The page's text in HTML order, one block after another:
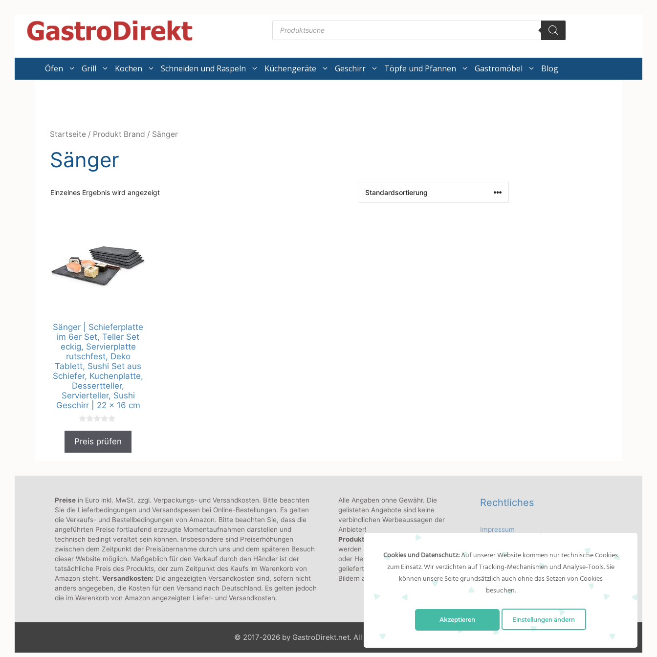
Zum
Inhalt
Products
search
Öfen Grill Kochen Schneiden und Raspeln Küchengeräte Geschirr Töpfe und Pfannen Gastromöbel Blog
Startseite / Produkt Brand / Sänger
Sänger
Einzelnes Ergebnis wird angezeigt
Sänger | Schieferplatte
im 6er Set, Teller Set
eckig, Servierplatte
rutschfest, Deko
Tablett, Sushi Set aus
Schiefer, Kuchenplatte,
Dessertteller,
Servierteller, Sushi
Geschirr | 22 x 16 cm
o
Preis prüfen
Preise in Euro inkl. MwSt. zzgl. Verpackungs- und Versandkosten. Bitte beachten
Sie die Lieferbedingungen und Versandspesen bei Online-Bestellungen. Es gelten
die Verkaufs- und Bestellbedingungen von Amazon. Bitte beachten Sie, dass die
angeführten Preise fortlaufend erzeugte Momentaufnahmen darstellen und
technisch bedingt veraltet sein können. Insbesondere sind Preiserhöhungen
zwischen dem Zeitpunkt der Preisübernahme durch uns und dem späteren Besuch
dieser Website möglich. Maßgeblich für den Verkauf durch den Händler ist der
tatsächliche Preis des Produkts, der zum Zeitpunkt des Kaufs im Warenkorb von
Amazon steht. Versandkosten: Die angezeigten Versandkosten sind, sofern nicht
anders angegeben, die Kosten für den Versand nach Deutschland. Es gelten jedoch
die im Warenkorb von Amazon angezeigten Liefer- und Versandkosten.
Alle Angaben ohne Gewähr. Die
gelisteten Angebote sind keine
verbindlichen Werbeaussagen der
Anbieter!
Produktbilder:
Die angezeigten Bilder
werden von den jeweiligen Händler
oder Hersteller bereitgestellt. Das
gelieferte Produkt kann von den
Bildern abweichen.
Rechtliches
Impressum
Datenschutzerklärung
© 2017-2026 by GastroDirekt.net. All Rights Reserved.
Cookies und Datenschutz:Auf unserer Website kommen nur technische Cookies
zum Einsatz. Wir verzichten auf Tracking-Mechanismen und Analyse-Tools. Sie
können unsere Seite grundsätzlich auch ohne das Setzen von Cookies
besuchen.
Akzeptieren Einstellungen ändern